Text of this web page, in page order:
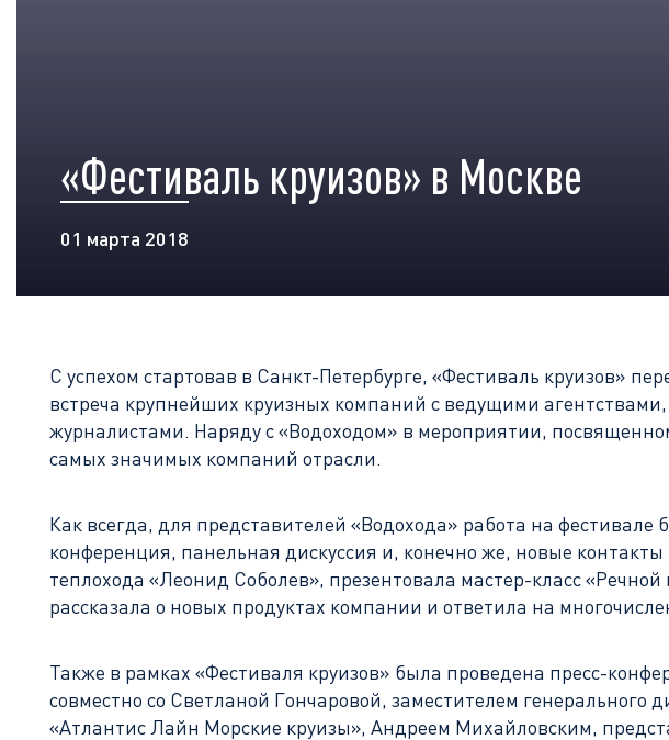
«Фестиваль круизов» в Москве
01 марта 2018
С успехом стартовав в Санкт-Петербурге, «Фестиваль круизов»
встреча крупнейших круизных компаний с ведущими
журналистами. Наряду с «Водоходом» в мероприятии,
самых значимых компаний отрасли.
Как всегда, для представителей «Водохода» работа на
конференция, панельная дискуссия и, конечно же, новые
теплохода «Леонид Соболев», презентовала мастер-класс
рассказала о новых продуктах компании и ответила на
Также в рамках «Фестиваля круизов» была проведена пресс-
совместно со Светланой Гончаровой, заместителем
«Атлантис Лайн Морские круизы», Андреем Михайловским,